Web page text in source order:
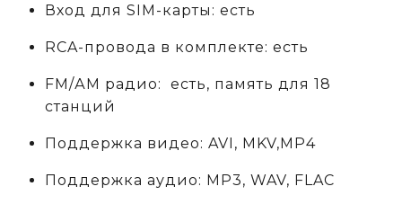
Вход для SIM-карты: есть
RCA-провода в комплекте: есть
FM/АM радио: есть, память для 18
станций
Поддержка видео: AVI, MKV,MP4
Поддержка аудио: MP3, WAV, FLAC